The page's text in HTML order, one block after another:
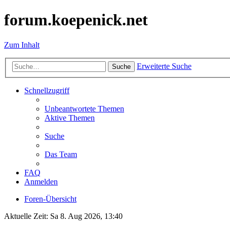
forum.koepenick.net
Zum Inhalt
Suche Erweiterte Suche
Schnellzugriff
Unbeantwortete Themen
Aktive Themen
Suche
Das Team
FAQ
Anmelden
Foren-Übersicht
Aktuelle Zeit: Sa 8. Aug 2026, 13:40